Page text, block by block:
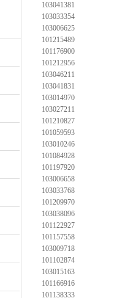
103041381
103033354
103006625
101215489
101176900
101212956
103046211
103041831
103014970
103027211
101210827
101059593
103010246
101084928
101197920
103006658
103033768
101209970
103038096
101122927
101157558
103009718
101102874
103015163
101166916
101138333